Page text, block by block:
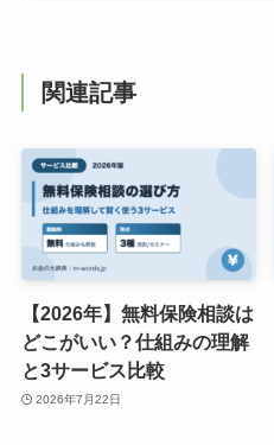
関連記事
【2026年】無料保険相談は
どこがいい？仕組みの理解
と3サービス比較
2026年7月22日